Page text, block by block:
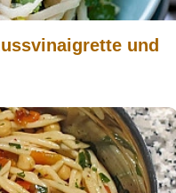
und